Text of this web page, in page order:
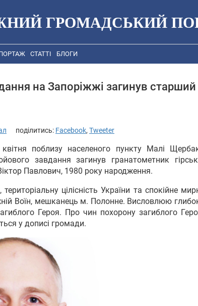
ГРОМАДСЬКИЙ
СТАТТІ БЛОГИ
на Запоріжжі загинув старший
поділитись: Facebook, Tweeter
поблизу населеного пункту Малі
завдання загинув гранатометник
Павлович, 1980 року народження.
цілісність України та спокійне
Воїн, мешканець м. Полонне. Висловлюю
Героя. Про чин похорону загиблого
у дописі громади.